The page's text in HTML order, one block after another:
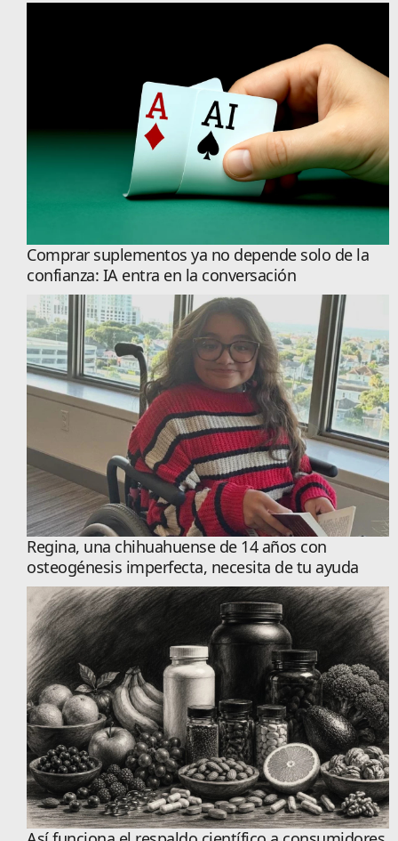
Comprar suplementos ya no depende solo de la
confianza: IA entra en la conversación
Regina, una chihuahuense de 14 años con
osteogénesis imperfecta, necesita de tu ayuda